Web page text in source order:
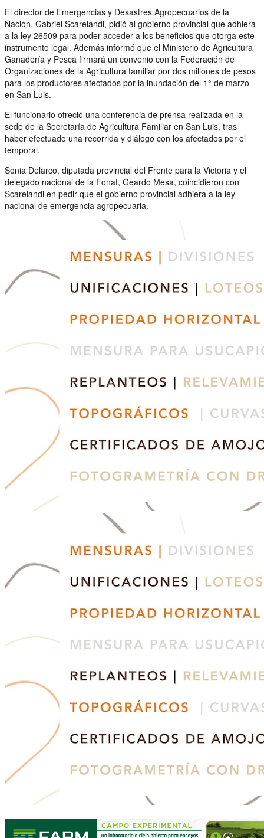
El director de Emergencias y Desastres Agropecuarios de la
Nación, Gabriel Scarelandi, pidió al gobierno provincial que adhiera
a la ley 26509 para poder acceder a los beneficios que otorga este
instrumento legal. Además informó que el Ministerio de Agricultura
Ganadería y Pesca firmará un convenio con la Federación de
Organizaciones de la Agricultura familiar por dos millones de pesos
para los productores afectados por la inundación del 1° de marzo
en San Luis.
El funcionario ofreció una conferencia de prensa realizada en la
sede de la Secretaría de Agricultura Familiar en San Luis, tras
haber efectuado una recorrida y diálogo con los afectados por el
temporal.
Sonia Delarco, diputada provincial del Frente para la Victoria y el
delegado nacional de la Fonaf, Geardo Mesa, coincidieron con
Scarelandi en pedir que el gobierno provincial adhiera a la ley
nacional de emergencia agropecuaria.